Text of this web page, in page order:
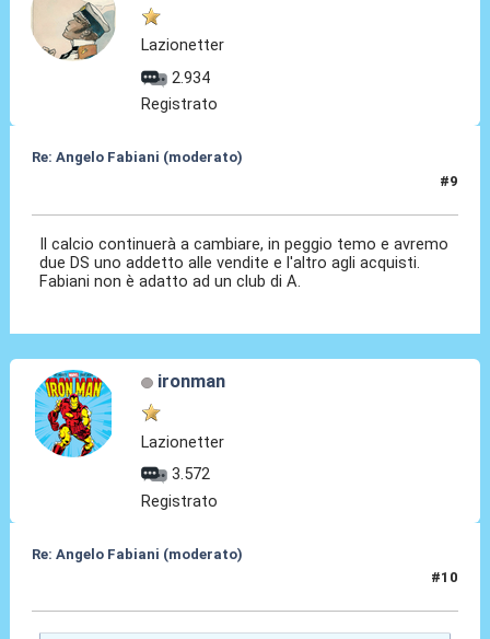
Lazionetter
2.934
Registrato
Re: Angelo Fabiani (moderato)
#9
Il calcio continuerà a cambiare, in peggio temo e avremo
due DS uno addetto alle vendite e l'altro agli acquisti.
Fabiani non è adatto ad un club di A.
ironman
Lazionetter
3.572
Registrato
Re: Angelo Fabiani (moderato)
#10